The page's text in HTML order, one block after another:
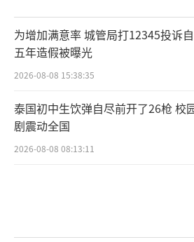
为增加满意率 城管局打12345投诉
五年造假被曝光
2026-08-08 15:38:35
泰国初中生饮弹自尽前开了26枪 校
剧震动全国
2026-08-08 08:13:11